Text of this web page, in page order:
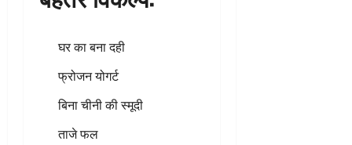
घर का बना दही
फ्रोजन योगर्ट
बिना चीनी की स्मूदी
ताजे फल